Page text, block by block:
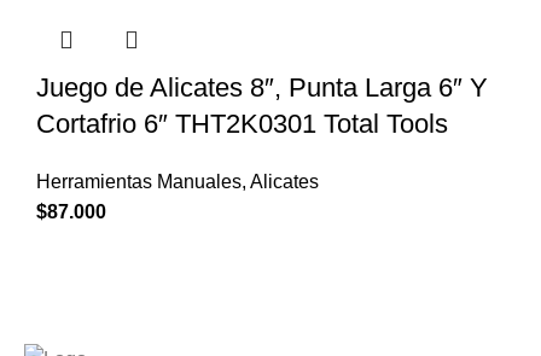
Juego de Alicates 8″, Punta Larga 6″ Y
Cortafrio 6″ THT2K0301 Total Tools
Herramientas Manuales, Alicates
$87.000